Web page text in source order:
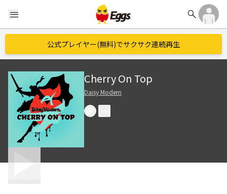
menu search
公式プレイヤー(無料)でサクサク連続再生
Cherry On Top
Daisy Modern